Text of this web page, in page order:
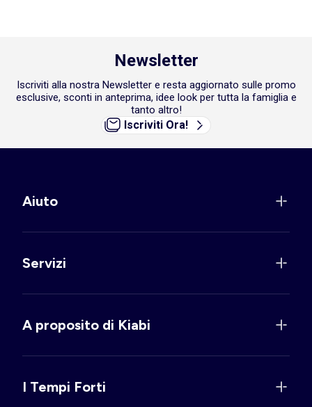
Newsletter
Iscriviti alla nostra Newsletter e resta aggiornato sulle promo
esclusive, sconti in anteprima, idee look per tutta la famiglia e
tanto altro!
Iscriviti Ora!
Aiuto
Servizi
A proposito di Kiabi
I Tempi Forti